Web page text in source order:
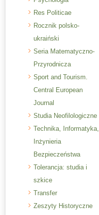
Res Politicae
Rocznik polsko-
ukraiński
Seria Matematyczno-
Przyrodnicza
Sport and Tourism.
Central European
Journal
Studia Neofilologiczne
Technika, Informatyka,
Inżynieria
Bezpieczeństwa
Tolerancja: studia i
szkice
Transfer
Zeszyty Historyczne